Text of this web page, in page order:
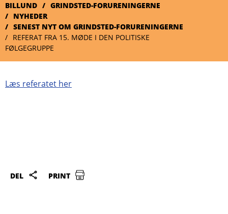
BILLUND
GRINDSTED-FORURENINGERNE
NYHEDER
SENEST NYT OM GRINDSTED-FORURENINGERNE
REFERAT FRA 15. MØDE I DEN POLITISKE
FØLGEGRUPPE
Læs referatet her
DEL PRINT